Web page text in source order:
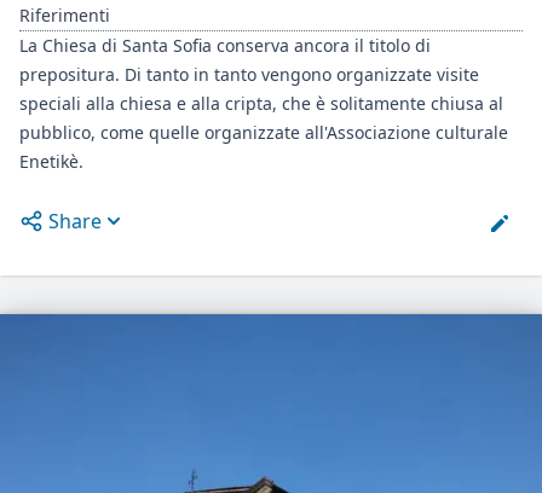
Riferimenti
La Chiesa di Santa Sofia conserva ancora il titolo di
prepositura. Di tanto in tanto vengono organizzate visite
speciali alla chiesa e alla cripta, che è solitamente chiusa al
pubblico, come quelle organizzate all'Associazione culturale
Enetikè.
Open options
Share